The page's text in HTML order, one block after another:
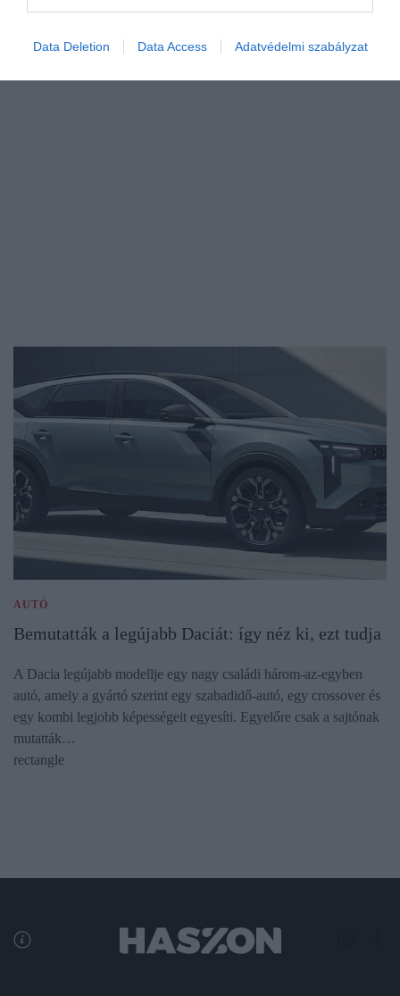
Data Deletion Data Access Adatvédelmi szabályzat
A mediterrán étrendet régóta a legegészségesebb táplálkozási
létezik nála is kedvezőbb változat. A „zöld mediterránnak"
AUTÓ
Bemutatták a legújabb Daciát: így néz ki, ezt tudja
A Dacia legújabb modellje egy nagy családi három-az-egyben
autó, amely a gyártó szerint egy szabadidő-autó, egy crossover és
egy kombi legjobb képességeit egyesíti. Egyelőre csak a sajtónak
mutatták…
rectangle